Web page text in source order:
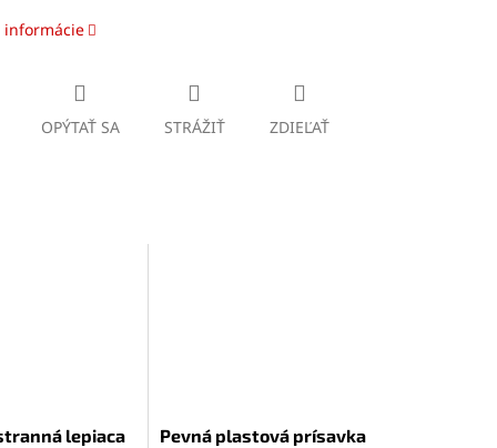
informácie
OPÝTAŤ SA STRÁŽIŤ ZDIEĽAŤ
lepiaca
Pevná plastová prísavka